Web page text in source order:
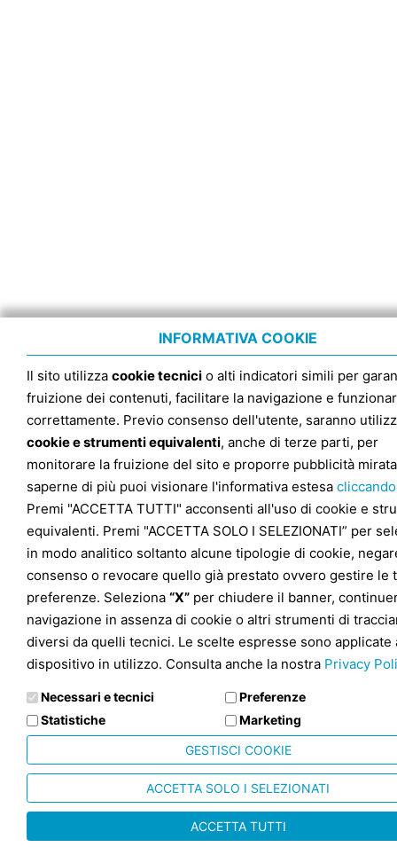
INFORMATIVA COOKIE
Il sito utilizza cookie tecnici o alti indicatori simili per
fruizione dei contenuti, facilitare la navigazione e
correttamente. Previo consenso dell'utente, saranno
cookie e strumenti equivalenti, anche di terze parti, per
monitorare la fruizione del sito e proporre pubblicità
saperne di più puoi visionare l'informativa estesa
Premi "ACCETTA TUTTI" acconsenti all'uso di cookie e
equivalenti. Premi "ACCETTA SOLO I SELEZIONATI” per
in modo analitico soltanto alcune tipologie di cookie,
consenso o revocare quello già prestato ovvero gestire le
preferenze. Seleziona “X” per chiudere il banner,
navigazione in assenza di cookie o altri strumenti di
diversi da quelli tecnici. Le scelte espresse sono applicate
dispositivo in utilizzo. Consulta anche la nostra Privacy
Necessari e tecnici
Preferenze
Statistiche
Marketing
GESTISCI COOKIE
ACCETTA SOLO I SELEZIONATI
ACCETTA TUTTI